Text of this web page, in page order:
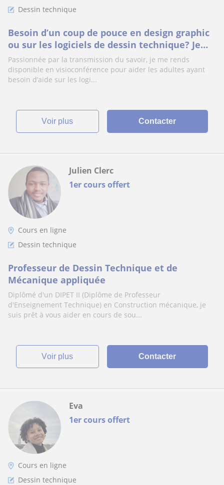
Dessin technique
Besoin d’un coup de pouce en design graphic
ou sur les logiciels de dessin technique? Je
suis disponible
Passionnée par la transmission du savoir, je me rends
disponible en visioconférence pour aider les adultes ayant
besoin d’aide sur les logi...
voir plus Contacter
1er cours offert
Julien Clerc
Cours en ligne
Dessin technique
Professeur de Dessin Technique et de
Mécanique appliquée
Diplômé d'un DIPET II (Diplôme de Professeur
d'Enseignement Technique) en Construction mécanique, je
suis prêt à vous aider en cours de sou...
voir plus Contacter
1er cours offert
Eva
Cours en ligne
Dessin technique